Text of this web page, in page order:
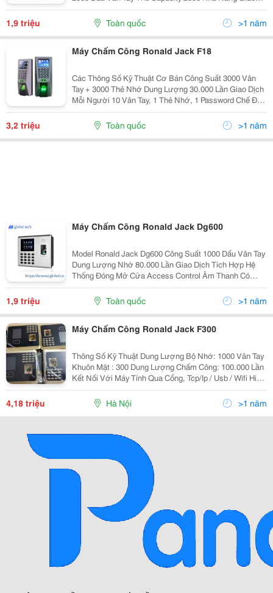
Dịch 80000 Lần (Trước Khi Đầy Và Reset Lại Máy) Ngôn
Ngữ English,
1,9 triệu Toàn quốc >1 năm
Máy Chấm Công Ronald Jack F18
Các Thông Số Kỹ Thuật Cơ Bản Công Suất 3000 Vân
Tay + 3000 Thẻ Nhớ Dung Lượng 30.000 Lần Giao Dịch
Mỗi Người 10 Vân Tay, 1 Thẻ Nhớ, 1 Password Chế Độ
Anti Passback Có Thiết Lập Mở Cửa Nhiều Cách Cổng
Wiegand Kết Nối...
3,2 triệu Toàn quốc >1 năm
Máy Chấm Công Ronald Jack Dg600
Model Ronald Jack Dg600 Công Suất 1000 Dấu Vân Tay
Dung Lượng Nhớ 80.000 Lần Giao Dịch Tích Hợp Hệ
Thống Đóng Mở Cửa Access Control Âm Thanh Có
Password Có Hẹn Giờ Tắt Mở Máy Có Màn Hình 2.8″ Tft
1,9 triệu Toàn quốc >1 năm
Máy Chấm Công Ronald Jack F300
Thông Số Kỹ Thuật Dung Lượng Bộ Nhớ: 1000 Vân Tay
Khuôn Mặt : 300 Dung Lượng Chấm Công: 100.000 Lần
Kết Nối Với Máy Tính Qua Cổng, Tcp/Ip / Usb / Wifi Hiển
Thị Tên Người Chấm Công Lên Máy. Dữ Liệu Trong Máy
Không Bị Mất Khi Xãy Ra C
4,18 triệu Hà Nội >1 năm